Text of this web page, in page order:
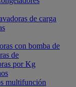
de carga
con bomba de
de
por Kg
multifunción